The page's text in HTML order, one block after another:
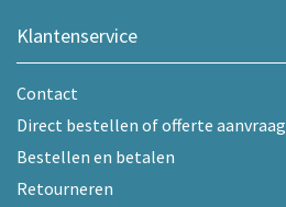
Klantenservice
Contact
Direct bestellen of offerte aanvraag
Bestellen en betalen
Retourneren